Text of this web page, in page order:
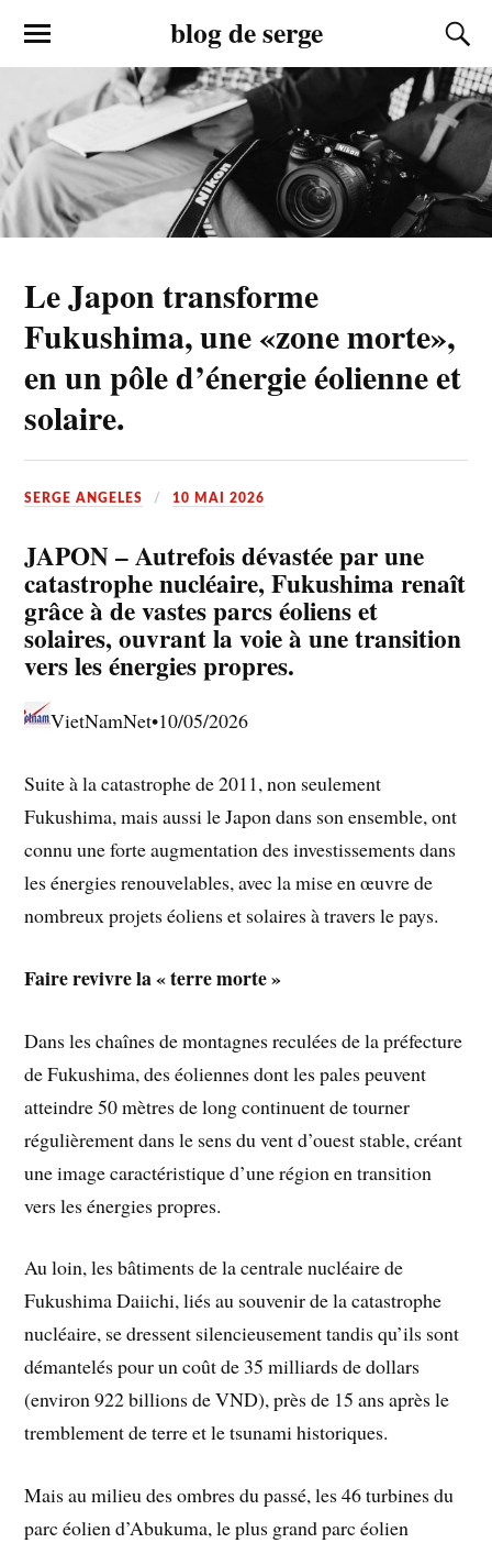
blog de serge
Le Japon transforme
Fukushima, une «zone morte»,
en un pôle d’énergie éolienne et
solaire.
SERGE ANGELES 10 MAI 2026
JAPON – Autrefois dévastée par une
catastrophe nucléaire, Fukushima renaît
grâce à de vastes parcs éoliens et
solaires, ouvrant la voie à une transition
vers les énergies propres.
VietNamNet•10/05/2026
Suite à la catastrophe de 2011, non seulement
Fukushima, mais aussi le Japon dans son ensemble, ont
connu une forte augmentation des investissements dans
les énergies renouvelables, avec la mise en œuvre de
nombreux projets éoliens et solaires à travers le pays.
Faire revivre la « terre morte »
Dans les chaînes de montagnes reculées de la préfecture
de Fukushima, des éoliennes dont les pales peuvent
atteindre 50 mètres de long continuent de tourner
régulièrement dans le sens du vent d’ouest stable, créant
une image caractéristique d’une région en transition
vers les énergies propres.
Au loin, les bâtiments de la centrale nucléaire de
Fukushima Daiichi, liés au souvenir de la catastrophe
nucléaire, se dressent silencieusement tandis qu’ils sont
démantelés pour un coût de 35 milliards de dollars
(environ 922 billions de VND), près de 15 ans après le
tremblement de terre et le tsunami historiques.
Mais au milieu des ombres du passé, les 46 turbines du
parc éolien d’Abukuma, le plus grand parc éolien